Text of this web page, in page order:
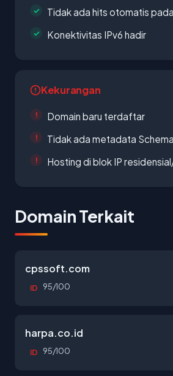
Tidak ada hits otomatis
Konektivitas IPv6 hadir
Kekurangan
Domain baru terdaftar
Tidak ada metadata
Hosting di blok IP
Domain Terkait
cpssoft.com
ID 95/100
harpa.co.id
ID 95/100